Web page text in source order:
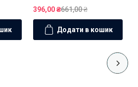
396,00₴661,00₴
Додати в кошик